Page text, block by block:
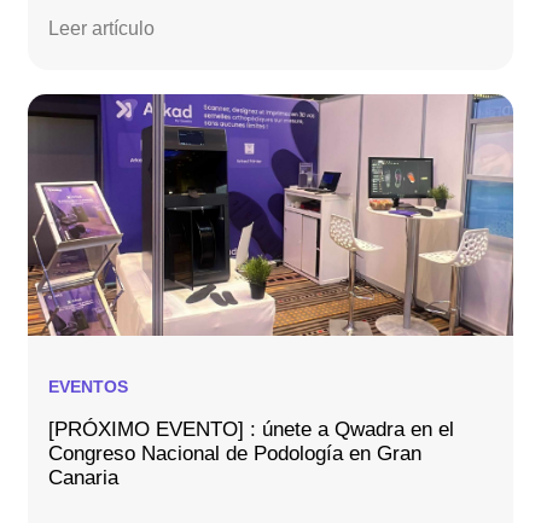
Leer artículo
EVENTOS
[PRÓXIMO EVENTO] : únete a Qwadra en el
Congreso Nacional de Podología en Gran
Canaria